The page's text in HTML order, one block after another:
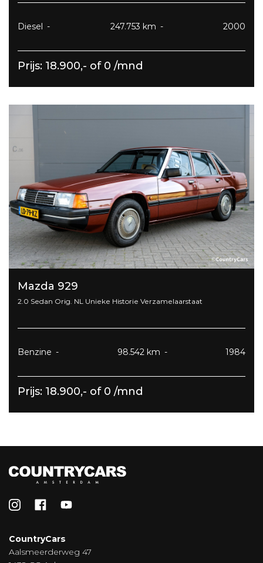
Diesel 247.753 km 2000
Prijs: 18.900,- of 0 /mnd
Mazda 929
2.0 Sedan Orig. NL Unieke Historie Verzamelaarstaat
Benzine 98.542 km 1984
Prijs: 18.900,- of 0 /mnd
CountryCars
Aalsmeerderweg 47